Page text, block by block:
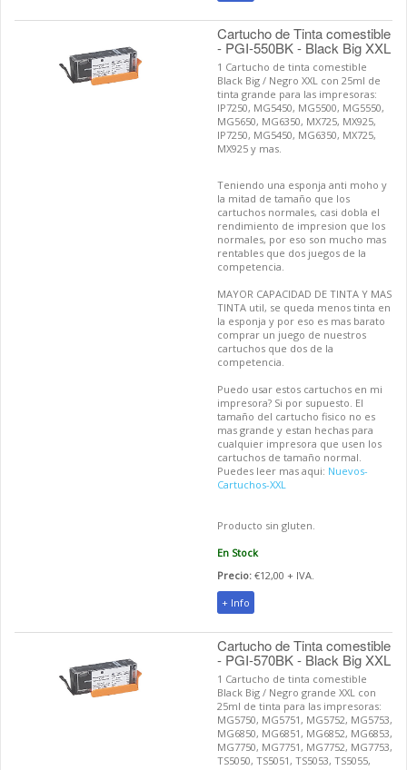
Cartucho de Tinta comestible
- PGI-550BK - Black Big XXL
1 Cartucho de tinta comestible
Black Big / Negro XXL con 25ml de
tinta grande para las impresoras:
IP7250, MG5450, MG5500, MG5550,
MG5650, MG6350, MX725, MX925,
IP7250, MG5450, MG6350, MX725,
MX925 y mas.
Teniendo una esponja anti moho y
la mitad de tamaño que los
cartuchos normales, casi dobla el
rendimiento de impresion que los
normales, por eso son mucho mas
rentables que dos juegos de la
competencia.
MAYOR CAPACIDAD DE TINTA Y MAS
TINTA util, se queda menos tinta en
la esponja y por eso es mas barato
comprar un juego de nuestros
cartuchos que dos de la
competencia.
Puedo usar estos cartuchos en mi
impresora? Si por supuesto. El
tamaño del cartucho fisico no es
mas grande y estan hechas para
cualquier impresora que usen los
cartuchos de tamaño normal.
Puedes leer mas aqui: Nuevos-
Cartuchos-XXL
Producto sin gluten.
En Stock
Precio: €12,00 + IVA.
+ Info
Cartucho de Tinta comestible
- PGI-570BK - Black Big XXL
1 Cartucho de tinta comestible
Black Big / Negro grande XXL con
25ml de tinta para las impresoras:
MG5750, MG5751, MG5752, MG5753,
MG6850, MG6851, MG6852, MG6853,
MG7750, MG7751, MG7752, MG7753,
TS5050, TS5051, TS5053, TS5055,